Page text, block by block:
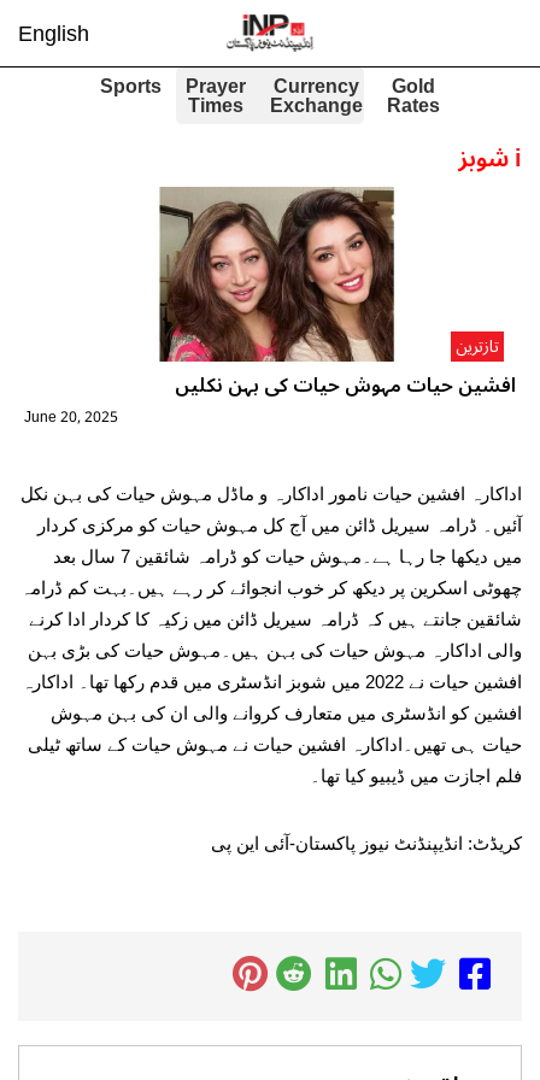
English
Gold
Rates
Currency
Exchange
Prayer
Times
Sports
iشوبز
افشین حیات مہوش حیات کی بہن نکلیں
تازترین
June 20, 2025
اداکارہ افشین حیات نامور اداکارہ و ماڈل مہوش حیات کی بہن نکل
آئیں۔ ڈرامہ سیریل ڈائن میں آج کل مہوش حیات کو مرکزی کردار
میں دیکھا جا رہا ہے۔مہوش حیات کو ڈرامہ شائقین 7 سال بعد
چھوٹی اسکرین پر دیکھ کر خوب انجوائے کر رہے ہیں۔بہت کم ڈرامہ
شائقین جانتے ہیں کہ ڈرامہ سیریل ڈائن میں زکیہ کا کردار ادا کرنے
والی اداکارہ مہوش حیات کی بہن ہیں۔مہوش حیات کی بڑی بہن
افشین حیات نے 2022 میں شوبز انڈسٹری میں قدم رکھا تھا۔ اداکارہ
افشین کو انڈسٹری میں متعارف کروانے والی ان کی بہن مہوش
حیات ہی تھیں۔اداکارہ افشین حیات نے مہوش حیات کے ساتھ ٹیلی
فلم اجازت میں ڈیبیو کیا تھا۔
کریڈٹ: انڈیپنڈنٹ نیوز پاکستان-آئی این پی